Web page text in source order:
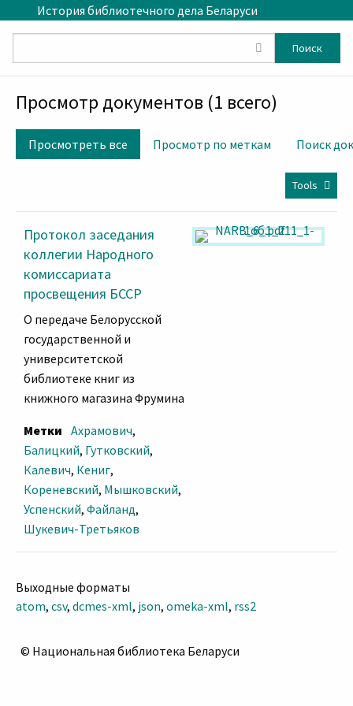
Skip to main content
История библиотечного дела Беларуси
Поиск
Просмотр документов (1 всего)
Просмотреть все Просмотр по меткам Поиск
Tools
Протокол заседания
коллегии Народного
комиссариата
просвещения БССР
О передаче Белорусской
государственной и
университетской
библиотеке книг из
книжного магазина Фрумина
Метки Ахрамович,
Балицкий, Гутковский,
Калевич, Кениг,
Кореневский, Мышковский,
Успенский, Файланд,
Шукевич-Третьяков
Выходные форматы
atom, csv, dcmes-xml, json, omeka-xml, rss2
© Национальная библиотека Беларуси